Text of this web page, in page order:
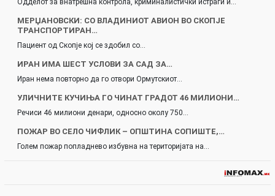
Одделот за внатрешна контрола, криминалистички истраги и…
МЕРЏАНОВСКИ: СО ВЛАДИНИОТ АВИОН ВО СКОПЈЕ
ТРАНСПОРТИРАН…
Пациент од Скопје кој се здобил со…
ИРАН ИМА ШЕСТ УСЛОВИ ЗА САД ЗА…
Иран нема повторно да го отвори Ормутскиот…
УЛИЧНИТЕ КУЧИЊА ГО ЧИНАТ ГРАДОТ 46 МИЛИОНИ…
Речиси 46 милиони денари, односно околу 750…
ПОЖАР ВО СЕЛО ЧИФЛИК – ОПШТИНА СОПИШТЕ,…
Голем пожар попладнево избувна на територијата на…